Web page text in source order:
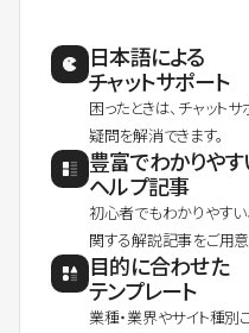
日本語による
チャットサポート
困ったときは、チャット
疑問を解消できます。
豊富でわかりやす
ヘルプ記事
初心者でもわかりやすい
関する解説記事をご用意
目的に合わせた
テンプレート
業種・業界やサイト種